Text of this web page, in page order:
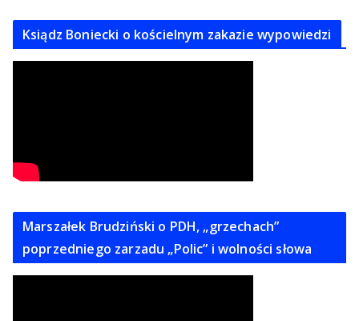
Ksiądz Boniecki o kościelnym zakazie wypowiedzi
Marszałek Brudziński o PDH, „grzechach”
poprzedniego zarzadu „Polic” i wolności słowa